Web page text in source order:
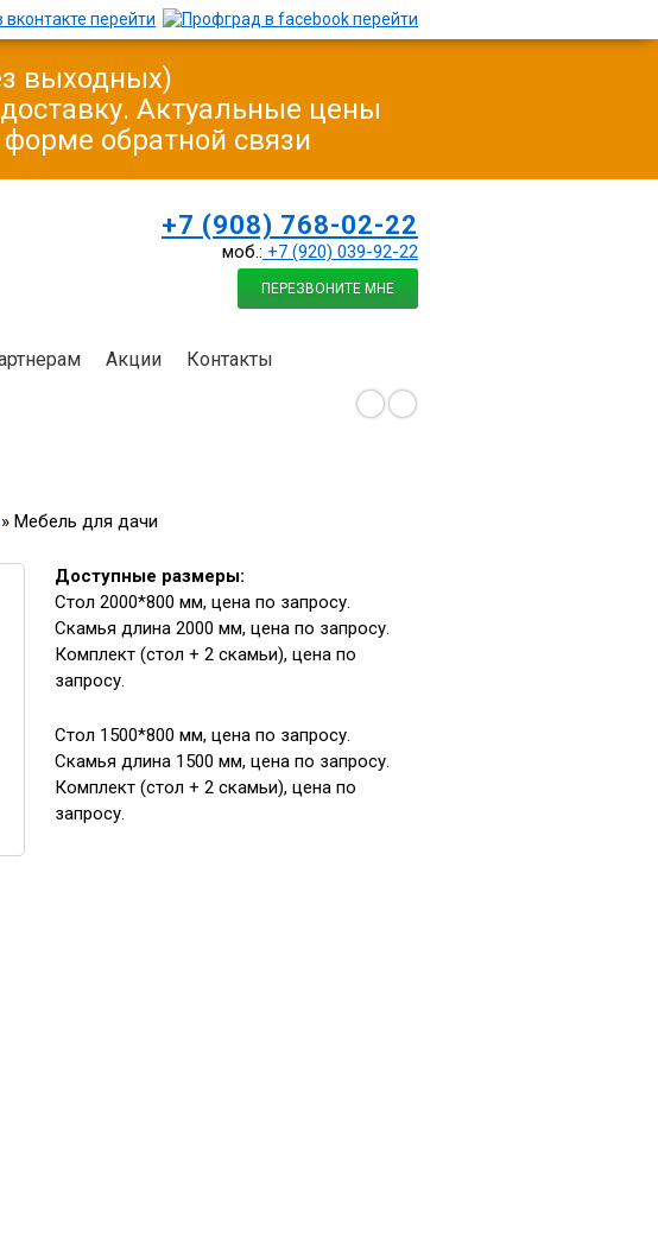
выходных)
Актуальные цены
обратной связи
+7 (908) 768-02-22
моб.: +7 (920) 039-92-22
ПЕРЕЗВОНИТЕ МНЕ
Акции Контакты
» Мебель для дачи
Доступные размеры:
Стол 2000*800 мм, цена по запросу.
Скамья длина 2000 мм, цена по запросу.
Комплект (стол + 2 скамьи), цена по
запросу.
Стол 1500*800 мм, цена по запросу.
Скамья длина 1500 мм, цена по запросу.
Комплект (стол + 2 скамьи), цена по
запросу.